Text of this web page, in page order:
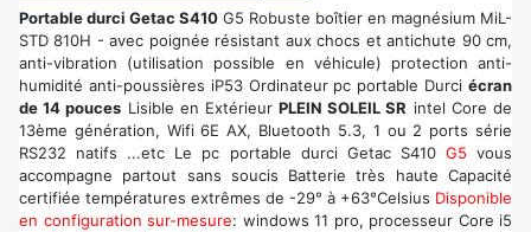
Portable durci Getac S410 G5 Robuste boîtier en magnésium MiL-
STD 810H - avec poignée résistant aux chocs et antichute 90 cm,
anti-vibration (utilisation possible en véhicule) protection anti-
humidité anti-poussières iP53 Ordinateur pc portable Durci écran
de 14 pouces Lisible en ExtérieurPLEIN SOLEIL SR intel Core de
13ème génération, Wifi 6E AX, Bluetooth 5.3, 1 ou 2 ports série
RS232 natifs ...etc Le pc portable durci Getac S410 G5 vous
accompagne partout sans soucis Batterie très haute Capacité
certifiée températures extrêmes de -29° à +63°Celsius Disponible
en configuration sur-mesure: windows 11 pro, processeur Core i5